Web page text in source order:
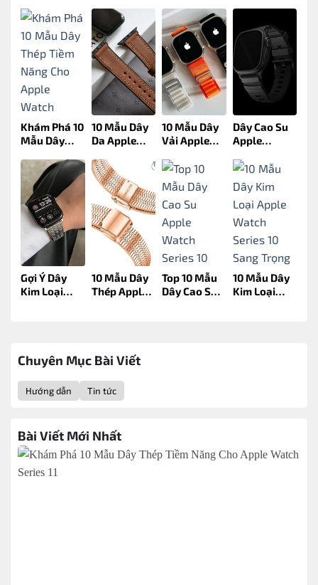
Khám Phá 10
Mẫu Dây
Năng Cho
Apple
Watch
Series 11
10 Mẫu Dây
Da Apple
Series 11
Đáng Tham
Khảo Tại
WiixLux
10 Mẫu Dây
Vải Apple
Series 11
Đáng Mua
Nhất 2025
Dây Cao Su
Apple
Series 11:
Lựa Chọn –
Xu Hướng
Mới
Gợi Ý Dây
Kim Loại
10 Mẫu Dây
Thép Apple
Ngày
Top 10 Mẫu
Dây Cao Su
10 Mẫu Dây
Kim Loại
Chuyên Mục Bài Viết
Hướng dẫn Tin tức
Bài Viết Mới Nhất